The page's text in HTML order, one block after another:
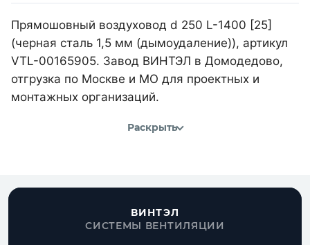
Прямошовный воздуховод d 250 L-1400 [25]
(черная сталь 1,5 мм (дымоудаление)), артикул
VTL-00165905. Завод ВИНТЭЛ в Домодедово,
отгрузка по Москве и МО для проектных и
монтажных организаций.
Раскрыть
ВИНТЭЛ
СИСТЕМЫ ВЕНТИЛЯЦИИ